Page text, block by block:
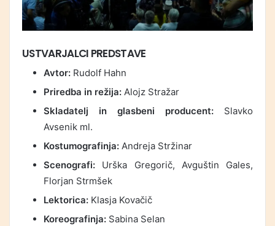
USTVARJALCI PREDSTAVE
Avtor: Rudolf Hahn
Priredba in režija: Alojz Stražar
Skladatelj in glasbeni producent: Slavko
Avsenik ml.
Kostumografinja: Andreja Stržinar
Scenografi: Urška Gregorič, Avguštin Gales,
Florjan Strmšek
Lektorica: Klasja Kovačič
Koreografinja: Sabina Selan